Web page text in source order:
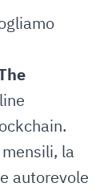
la
autorevole